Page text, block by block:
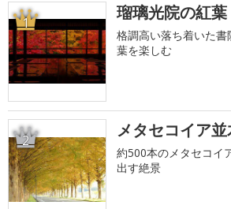
1 瑠璃光院の紅葉
格調高い落ち着いた
葉を楽しむ
2 メタセコイア
約500本のメタセコイ
出す絶景